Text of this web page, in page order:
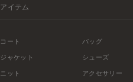
アイテム
コート
ジャケット
ニット
バッグ
シューズ
アクセサリー